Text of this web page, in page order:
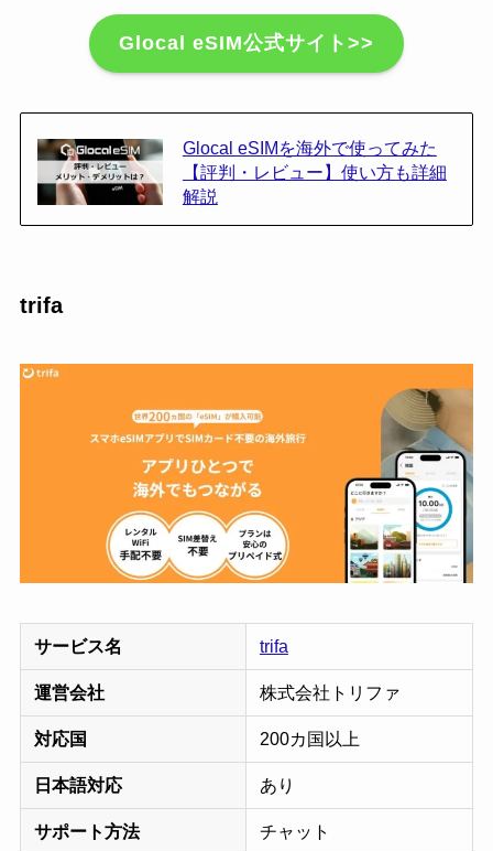
Glocal eSIM公式サイト>>
Glocal eSIMを海外で使ってみた
【評判・レビュー】使い方も詳細
解説
trifa
サービス名 trifa
運営会社 株式会社トリファ
対応国 200カ国以上
日本語対応 あり
サポート方法 チャット